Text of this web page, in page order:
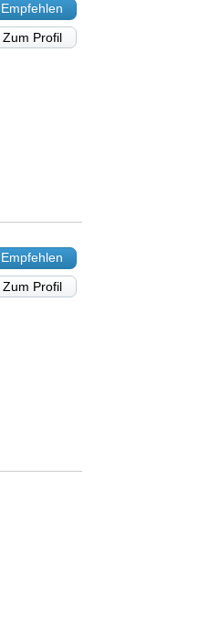
Empfehlen
Zum Profil
Empfehlen
Zum Profil